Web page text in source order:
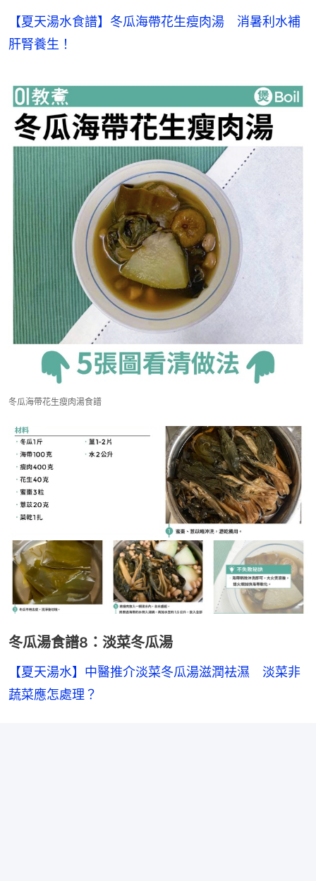
【夏天湯水食譜】冬瓜海帶花生瘦肉湯　消暑利水補
肝腎養生！
冬瓜海帶花生瘦肉湯食譜
冬瓜湯食譜8：淡菜冬瓜湯
【夏天湯水】中醫推介淡菜冬瓜湯滋潤袪濕　淡菜非
蔬菜應怎處理？